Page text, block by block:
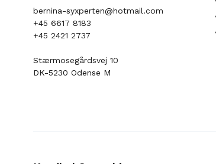
bernina-syxperten@hotmail.com
+45 6617 8183
+45 2421 2737
Stærmosegårdsvej 10
DK-5230 Odense M